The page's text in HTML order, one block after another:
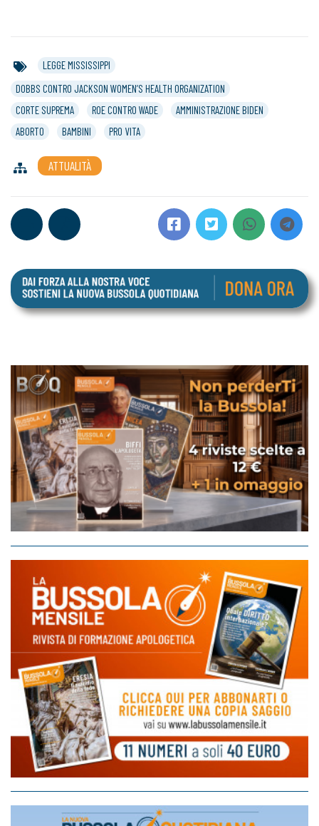
LEGGE MISSISSIPPI
DOBBS CONTRO JACKSON WOMEN’S HEALTH ORGANIZATION
CORTE SUPREMA
ROE CONTRO WADE
AMMINISTRAZIONE BIDEN
ABORTO
BAMBINI PRO VITA
ATTUALITÀ